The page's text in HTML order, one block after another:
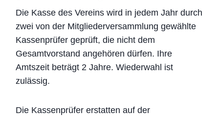
Die Kasse des Vereins wird in jedem Jahr durch
zwei von der Mitgliederversammlung gewählte
Kassenprüfer geprüft, die nicht dem
Gesamtvorstand angehören dürfen. Ihre
Amtszeit beträgt 2 Jahre. Wiederwahl ist
zulässig.
Die Kassenprüfer erstatten auf der